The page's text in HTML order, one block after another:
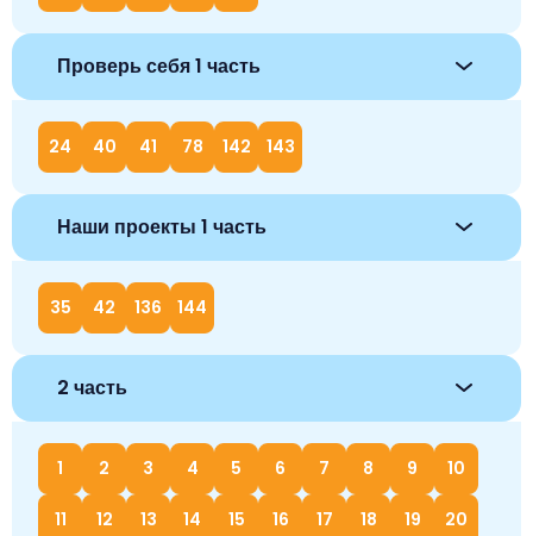
Проверь себя 1 часть
24 40 41 78 142 143
Наши проекты 1 часть
35 42 136 144
2 часть
1 2 3 4 5 6 7 8 9 10
11 12 13 14 15 16 17 18 19 20